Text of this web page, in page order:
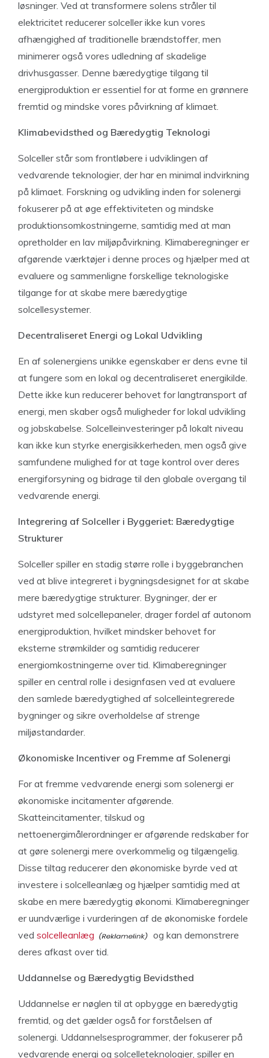
løsninger. Ved at transformere solens stråler til
elektricitet reducerer solceller ikke kun vores
afhængighed af traditionelle brændstoffer, men
minimerer også vores udledning af skadelige
drivhusgasser. Denne bæredygtige tilgang til
energiproduktion er essentiel for at forme en grønnere
fremtid og mindske vores påvirkning af klimaet.
Klimabevidsthed og Bæredygtig Teknologi
Solceller står som frontløbere i udviklingen af
vedvarende teknologier, der har en minimal indvirkning
på klimaet. Forskning og udvikling inden for solenergi
fokuserer på at øge effektiviteten og mindske
produktionsomkostningerne, samtidig med at man
opretholder en lav miljøpåvirkning. Klimaberegninger er
afgørende værktøjer i denne proces og hjælper med at
evaluere og sammenligne forskellige teknologiske
tilgange for at skabe mere bæredygtige
solcellesystemer.
Decentraliseret Energi og Lokal Udvikling
En af solenergiens unikke egenskaber er dens evne til
at fungere som en lokal og decentraliseret energikilde.
Dette ikke kun reducerer behovet for langtransport af
energi, men skaber også muligheder for lokal udvikling
og jobskabelse. Solcelleinvesteringer på lokalt niveau
kan ikke kun styrke energisikkerheden, men også give
samfundene mulighed for at tage kontrol over deres
energiforsyning og bidrage til den globale overgang til
vedvarende energi.
Integrering af Solceller i Byggeriet: Bæredygtige
Strukturer
Solceller spiller en stadig større rolle i byggebranchen
ved at blive integreret i bygningsdesignet for at skabe
mere bæredygtige strukturer. Bygninger, der er
udstyret med solcellepaneler, drager fordel af autonom
energiproduktion, hvilket mindsker behovet for
eksterne strømkilder og samtidig reducerer
energiomkostningerne over tid. Klimaberegninger
spiller en central rolle i designfasen ved at evaluere
den samlede bæredygtighed af solcelleintegrerede
bygninger og sikre overholdelse af strenge
miljøstandarder.
Økonomiske Incentiver og Fremme af Solenergi
For at fremme vedvarende energi som solenergi er
økonomiske incitamenter afgørende.
Skatteincitamenter, tilskud og
nettoenergimålerordninger er afgørende redskaber for
at gøre solenergi mere overkommelig og tilgængelig.
Disse tiltag reducerer den økonomiske byrde ved at
investere i solcelleanlæg og hjælper samtidig med at
skabe en mere bæredygtig økonomi. Klimaberegninger
er uundværlige i vurderingen af de økonomiske fordele
ved solcelleanlæg
og kan demonstrere
deres afkast over tid.
Uddannelse og Bæredygtig Bevidsthed
Uddannelse er nøglen til at opbygge en bæredygtig
fremtid, og det gælder også for forståelsen af
solenergi. Uddannelsesprogrammer, der fokuserer på
vedvarende energi og solcelleteknologier, spiller en